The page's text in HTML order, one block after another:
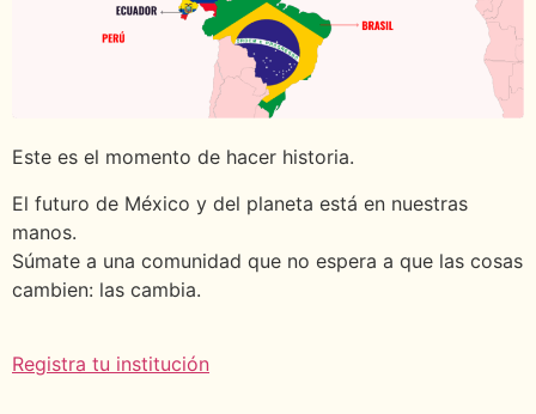
Este es el momento de hacer historia.
El futuro de México y del planeta está en nuestras
manos.
Súmate a una comunidad que no espera a que las cosas
cambien: las cambia.
Registra tu institución